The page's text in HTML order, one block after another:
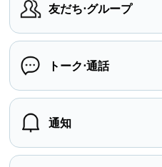
友だち⋅グループ
トーク⋅通話
通知